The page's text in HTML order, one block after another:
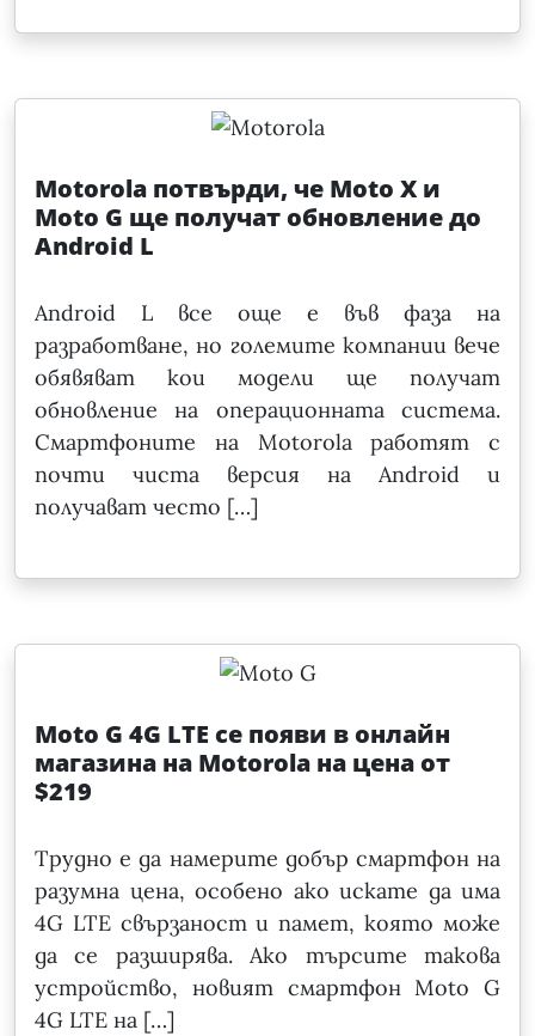
Motorola потвърди, че Moto X и
Moto G ще получат обновление до
Android L
Android L все още е във фаза на
разработване, но големите компании вече
обявяват кои модели ще получат
обновление на операционната система.
Смартфоните на Motorola работят с
почти чиста версия на Android и
получават често […]
Moto G 4G LTE се появи в онлайн
магазина на Motorola на цена от
$219
Трудно е да намерите добър смартфон на
разумна цена, особено ако искате да има
4G LTE свързаност и памет, която може
да се разширява. Ако търсите такова
устройство, новият смартфон Moto G
4G LTE на […]